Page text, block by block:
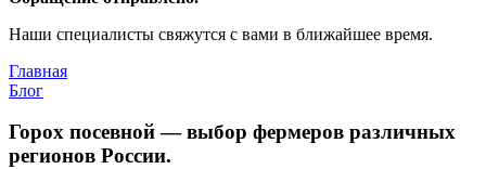
Наши специалисты свяжутся с вами в ближайшее время.
Главная
Блог
Горох посевной — выбор фермеров различных
регионов России.